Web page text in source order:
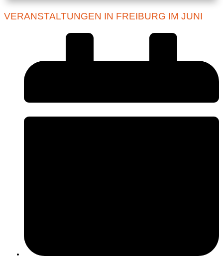
VERANSTALTUNGEN IN FREIBURG IM JUNI